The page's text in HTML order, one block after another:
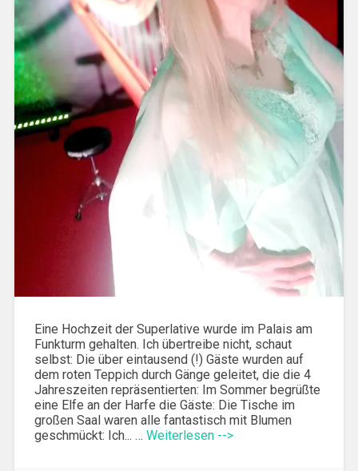
Eine Hochzeit der Superlative wurde im Palais am
Funkturm gehalten. Ich übertreibe nicht, schaut
selbst: Die über eintausend (!) Gäste wurden auf
dem roten Teppich durch Gänge geleitet, die die 4
Jahreszeiten repräsentierten: Im Sommer begrüßte
eine Elfe an der Harfe die Gäste: Die Tische im
großen Saal waren alle fantastisch mit Blumen
geschmückt: Ich... … Weiterlesen -->